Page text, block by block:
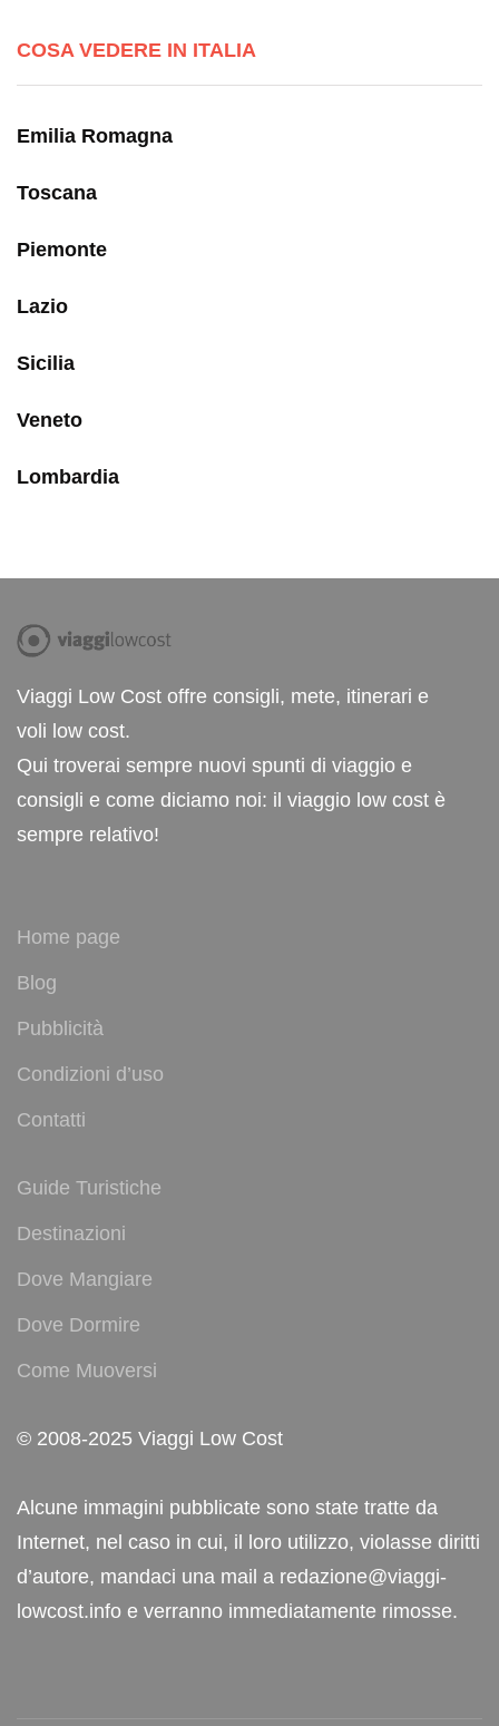
COSA VEDERE IN ITALIA
Emilia Romagna
Toscana
Piemonte
Lazio
Sicilia
Veneto
Lombardia
Viaggi Low Cost offre consigli, mete, itinerari e
voli low cost.
Qui troverai sempre nuovi spunti di viaggio e
consigli e come diciamo noi: il viaggio low cost è
sempre relativo!
Home page
Blog
Pubblicità
Condizioni d’uso
Contatti
Guide Turistiche
Destinazioni
Dove Mangiare
Dove Dormire
Come Muoversi
© 2008-2025 Viaggi Low Cost
Alcune immagini pubblicate sono state tratte da
Internet, nel caso in cui, il loro utilizzo, violasse diritti
d’autore, mandaci una mail a redazione@viaggi-
lowcost.info e verranno immediatamente rimosse.